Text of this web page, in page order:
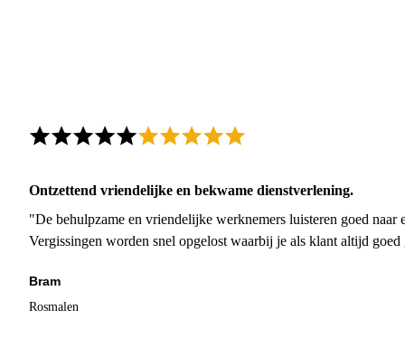
Ontzettend vriendelijke en bekwame dienstverlening.
"De behulpzame en vriendelijke werknemers luisteren goed naar
Vergissingen worden snel opgelost waarbij je als klant altijd
Bram
Rosmalen